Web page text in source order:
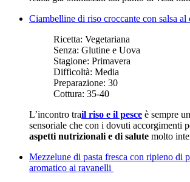
Ciambelline di riso croccante con salsa al
Ricetta: Vegetariana
Senza: Glutine e Uova
Stagione: Primavera
Difficoltà: Media
Preparazione: 30
Cottura: 35-40
L’incontro trail riso e il pesce è sempre
sensoriale che con i dovuti accorgimenti
aspetti nutrizionali e di salute molto
Mezzelune di pasta fresca con ripieno di
aromatico ai ravanelli